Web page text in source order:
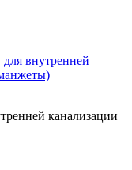
канализации